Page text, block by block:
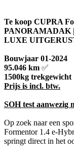
Te koop CUPRA
PANORAMADAK
LUXE
Bouwjaar 01-2024
95.046 km ✅
1500kg trekgewicht
Prijs is incl. btw.
SOH test aanwezig
Op zoek naar een
Formentor 1.4 e-
springt direct in het